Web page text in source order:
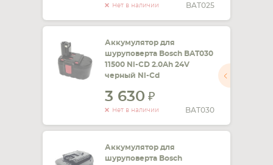
Нет в наличии BAT025
Аккумулятор для
шуруповерта Bosch BAT030
11500 Ni-CD 2.0Ah 24V
черный Ni-Cd
3 630
Нет в наличии BAT030
Аккумулятор для
шуруповерта Bosch